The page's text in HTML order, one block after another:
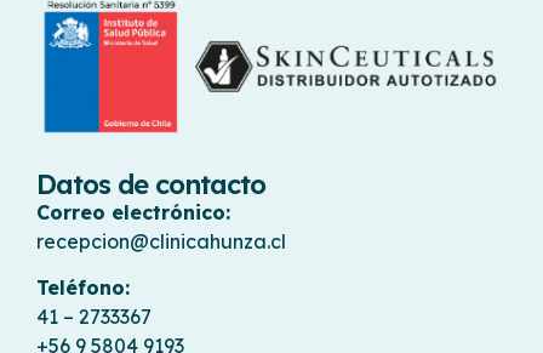
Datos de contacto
Correo electrónico:
recepcion@clinicahunza.cl
Teléfono:
41 – 2733367
+56 9 5804 9193